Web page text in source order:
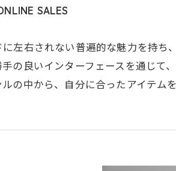
SALES
左右されない普遍的な魅力を持ち
の良いインターフェースを通じて
の中から、自分に合ったアイテム